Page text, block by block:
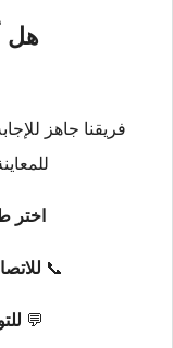
هل
فريقنا جاهز
اختر
📞
💬